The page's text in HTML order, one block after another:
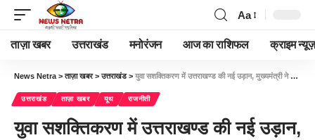
Aa
ताज़ा खबर उत्तराखंड मनोरंजन आज का राशिफल क्राइम न्यूज़
News Netra >ताज़ा खबर>उत्तराखंड> युवा सशक्तिकरण में उत्तराखण्ड की नई उड़ान, मुख्यमंत्री ने बताईं योजनाओं की उपलब्धियां-Newsnetra
उत्तराखंड ताज़ा खबर यूथ राजनीती
युवा सशक्तिकरण में उत्तराखण्ड की नई उड़ान,